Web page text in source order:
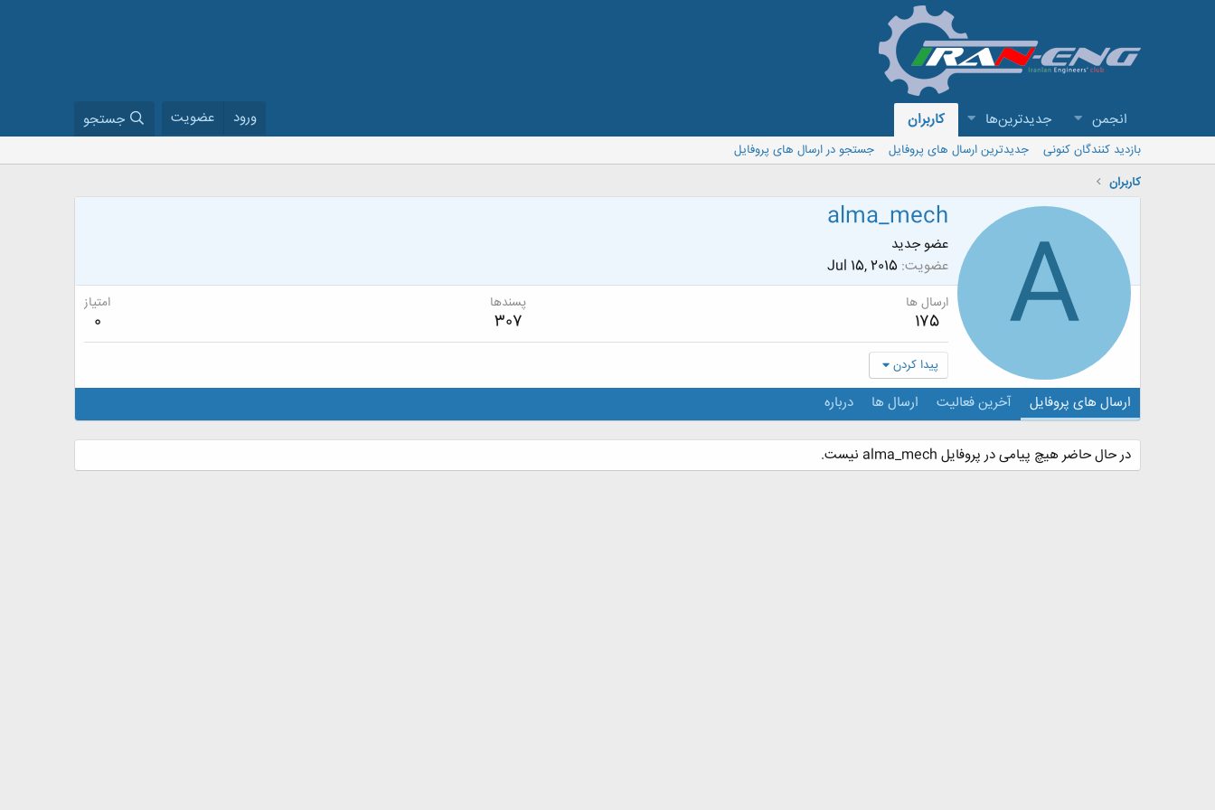
انجمن جدیدترین‌ها کاربران ورود عضویت جستجو
بازدید کنندگان کنونی جدیدترین ارسال های پروفایل
جستجو در ارسال های پروفایل
کاربران
A
alma_mech
عضو جدید
عضویت Jul 15, 2015
ارسال ها
175
پسندها
307
امتیاز
0
پیدا کردن
ارسال های پروفایل آخرین فعالیت ارسال ها درباره
در حال حاضر هیچ پیامی در پروفایل alma_mech نیست.